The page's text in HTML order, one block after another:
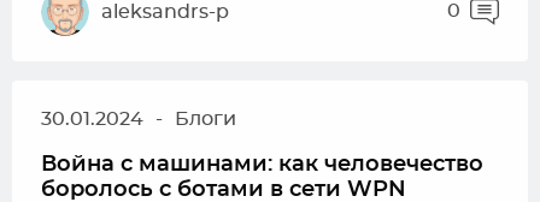
aleksandrs-p 0
30.01.2024 - Блоги
Война с машинами: как человечество
боролось с ботами в сети WPN